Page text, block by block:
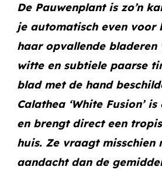
De Pauwenplant is zo’n
je automatisch even voor
haar opvallende bladeren
witte en subtiele paarse
blad met de hand
Calathea ‘White Fusion’
en brengt direct een
huis. Ze vraagt misschien
aandacht dan de